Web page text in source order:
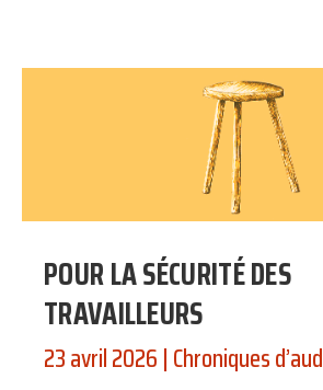
POUR LA SÉCURITÉ DES
TRAVAILLEURS
23 avril 2026|Chroniques